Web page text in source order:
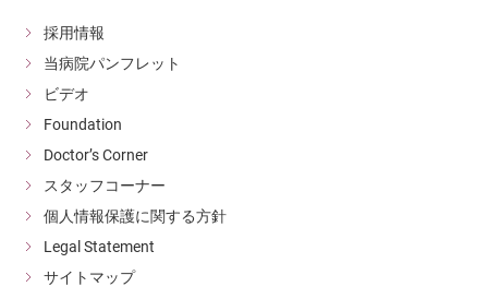
採用情報
当病院パンフレット
ビデオ
Foundation
Doctor’s Corner
スタッフコーナー
個人情報保護に関する方針
Legal Statement
サイトマップ